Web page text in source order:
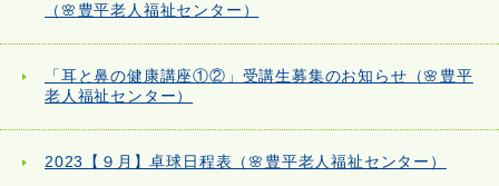
（🌸豊平老人福祉センター）
「耳と鼻の健康講座①②」受講生募集のお知らせ（🌸豊平
老人福祉センター）
2023【９月】卓球日程表（🌸豊平老人福祉センター）